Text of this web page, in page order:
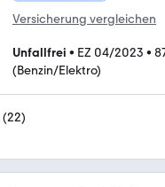
Versicherung vergleichen
Unfallfrei • EZ 04/2023 •
(Benzin/Elektro)
(22)